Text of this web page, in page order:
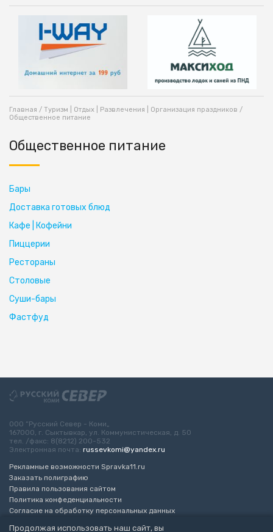
Главная / Туризм | Отдых | Развлечения | Организация праздников /
Общественное питание
Общественное питание
Бары
Доставка готовых блюд
Кафе | Кофейни
Пиццерии
Рестораны
Столовые
Суши-бары
Фастфуд
Продолжая использовать наш сайт, вы
ООО “Русский Север - Коми„
167000, г. Сыктывкар, ул. Коммунистическая, д. 50
тел. /факс: 8(8212) 200-532
Электронная почта: russevkomi@yandex.ru
Рекламные возможности Spravka11.ru
Заказать полиграфию
Правила пользования сайтом
Политика конфеденциальности
Согласие на обработку персональных данных